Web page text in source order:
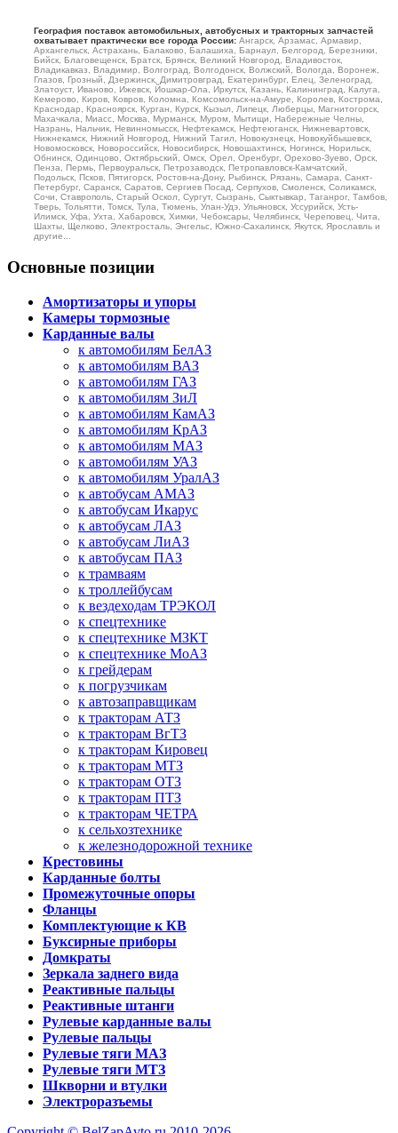
География поставок автомобильных, автобусных и тракторных запчастей
охватывает практически все города России: Ангарск, Арзамас, Армавир,
Архангельск, Астрахань, Балаково, Балашиха, Барнаул, Белгород, Березники,
Бийск, Благовещенск, Братск, Брянск, Великий Новгород, Владивосток,
Владикавказ, Владимир, Волгоград, Волгодонск, Волжский, Вологда, Воронеж,
Глазов, Грозный, Дзержинск, Димитровград, Екатеринбург, Елец, Зеленоград,
Златоуст, Иваново, Ижевск, Йошкар-Ола, Иркутск, Казань, Калининград, Калуга,
Кемерово, Киров, Ковров, Коломна, Комсомольск-на-Амуре, Королев, Кострома,
Краснодар, Красноярск, Курган, Курск, Кызыл, Липецк, Люберцы, Магнитогорск,
Махачкала, Миасс, Москва, Мурманск, Муром, Мытищи, Набережные Челны,
Назрань, Нальчик, Невинномысск, Нефтекамск, Нефтеюганск, Нижневартовск,
Нижнекамск, Нижний Новгород, Нижний Тагил, Новокузнецк, Новокуйбышевск,
Новомосковск, Новороссийск, Новосибирск, Новошахтинск, Ногинск, Норильск,
Обнинск, Одинцово, Октябрьский, Омск, Орел, Оренбург, Орехово-Зуево, Орск,
Пенза, Пермь, Первоуральск, Петрозаводск, Петропавловск-Камчатский,
Подольск, Псков, Пятигорск, Ростов-на-Дону, Рыбинск, Рязань, Самара, Санкт-
Петербург, Саранск, Саратов, Сергиев Посад, Серпухов, Смоленск, Соликамск,
Сочи, Ставрополь, Старый Оскол, Сургут, Сызрань, Сыктывкар, Таганрог, Тамбов,
Тверь, Тольятти, Томск, Тула, Тюмень, Улан-Удэ, Ульяновск, Уссурийск, Усть-
Илимск, Уфа, Ухта, Хабаровск, Химки, Чебоксары, Челябинск, Череповец, Чита,
Шахты, Щелково, Электросталь, Энгельс, Южно-Сахалинск, Якутск, Ярославль и
другие...
Основные позиции
Амортизаторы и упоры
Камеры тормозные
Карданные валы
к автомобилям БелАЗ
к автомобилям ВАЗ
к автомобилям ГАЗ
к автомобилям ЗиЛ
к автомобилям КамАЗ
к автомобилям КрАЗ
к автомобилям МАЗ
к автомобилям УАЗ
к автомобилям УралАЗ
к автобусам АМАЗ
к автобусам Икарус
к автобусам ЛАЗ
к автобусам ЛиАЗ
к автобусам ПАЗ
к трамваям
к троллейбусам
к вездеходам ТРЭКОЛ
к спецтехнике
к спецтехнике МЗКТ
к спецтехнике МоАЗ
к грейдерам
к погрузчикам
к автозаправщикам
к тракторам АТЗ
к тракторам ВгТЗ
к тракторам Кировец
к тракторам МТЗ
к тракторам ОТЗ
к тракторам ПТЗ
к тракторам ЧЕТРА
к сельхозтехнике
к железнодорожной технике
Крестовины
Карданные болты
Промежуточные опоры
Фланцы
Комплектующие к КВ
Буксирные приборы
Домкраты
Зеркала заднего вида
Реактивные пальцы
Реактивные штанги
Рулевые карданные валы
Рулевые пальцы
Рулевые тяги МАЗ
Рулевые тяги МТЗ
Шкворни и втулки
Электроразъемы